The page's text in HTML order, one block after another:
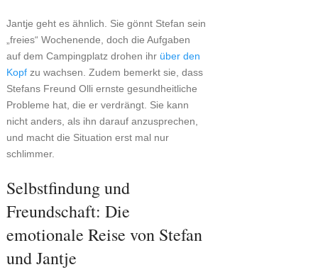
Jantje geht es ähnlich. Sie gönnt Stefan sein
„freies“ Wochenende, doch die Aufgaben
auf dem Campingplatz drohen ihr über den
Kopfzu wachsen. Zudem bemerkt sie, dass
Stefans Freund Olli ernste gesundheitliche
Probleme hat, die er verdrängt. Sie kann
nicht anders, als ihn darauf anzusprechen,
und macht die Situation erst mal nur
schlimmer.
Selbstfindung und
Freundschaft: Die
emotionale Reise von Stefan
und Jantje